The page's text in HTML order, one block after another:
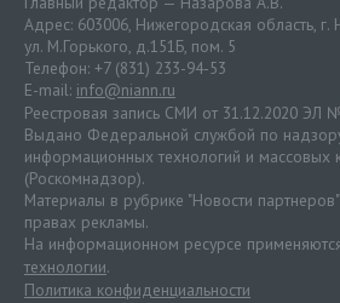
Адрес: 603006, Нижегородская область,
ул. М.Горького, д.151Б, пом. 5
Телефон: +7 (831) 233-94-53
E-mail: info@niann.ru
Реестровая запись СМИ от 31.12.2020 ЭЛ
Выдано Федеральной службой по
информационных технологий и массовых
(Роскомнадзор).
Материалы в рубрике "Новости
правах рекламы.
На информационном ресурсе
технологии.
Политика конфиденциальности